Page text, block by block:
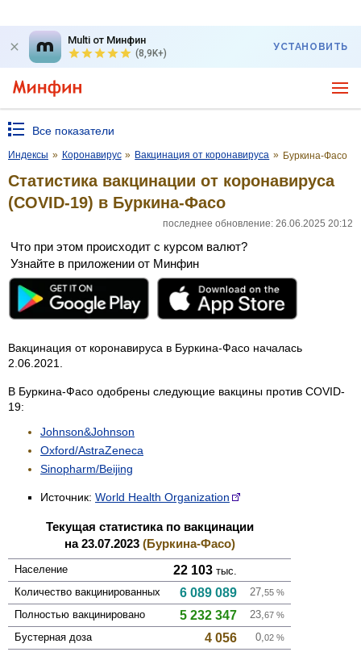
Multi от Минфин
(8,9K+)
УСТАНОВИТЬ
Все показатели
Индексы » Коронавирус » Вакцинация от коронавируса » Буркина-Фасо
Статистика вакцинации от коронавируса
(COVID-19) в Буркина-Фасо
последнее обновление: 26.06.2025 20:12
Что при этом происходит с курсом валют?
Узнайте в приложении от Минфин
Вакцинация от коронавируса в Буркина-Фасо началась
2.06.2021.
В Буркина-Фасо одобрены следующие вакцины против COVID-
19:
Johnson&Johnson
Oxford/AstraZeneca
Sinopharm/Beijing
Источник: World Health Organization
Текущая статистика по вакцинации
на 23.07.2023 (Буркина-Фасо)
Население 22 103 тыс.
Количество вакцини­рованных
6 089 089 27, 55 %
Полностью вакцини­ровано 5 232 347 23, 67 %
Бустерная доза 4 056 0, 02 %